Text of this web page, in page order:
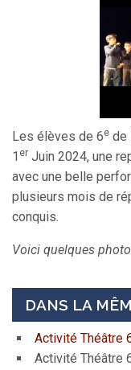
Les élèves de 6e de
1 er Juin 2024, une
avec une belle
plusieurs mois de
conquis.
Voici quelques
DANS LA
Activité Théâtre
Activité Théâtre